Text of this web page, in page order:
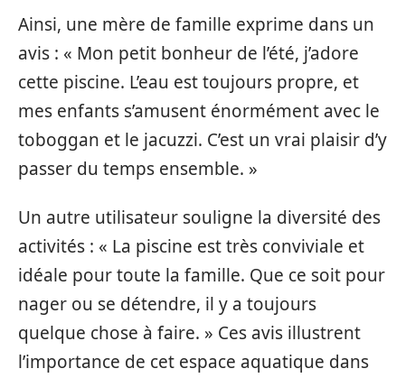
Ainsi, une mère de famille exprime dans un
avis : « Mon petit bonheur de l’été, j’adore
cette piscine. L’eau est toujours propre, et
mes enfants s’amusent énormément avec le
toboggan et le jacuzzi. C’est un vrai plaisir d’y
passer du temps ensemble. »
Un autre utilisateur souligne la diversité des
activités : « La piscine est très conviviale et
idéale pour toute la famille. Que ce soit pour
nager ou se détendre, il y a toujours
quelque chose à faire. » Ces avis illustrent
l’importance de cet espace aquatique dans